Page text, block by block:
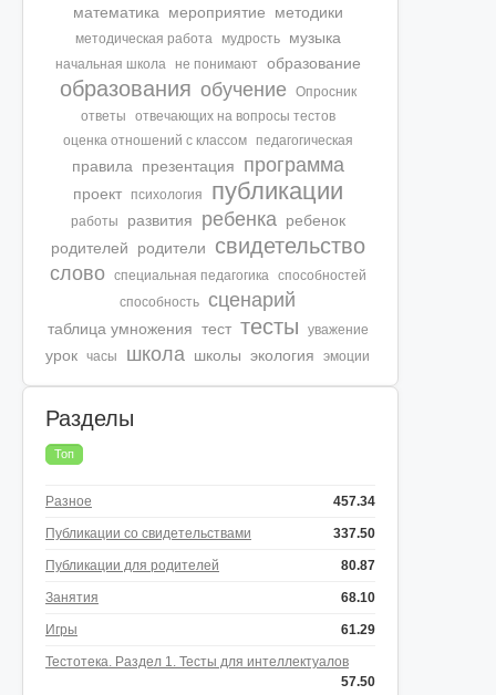
математика мероприятие методики
методическая работа мудрость музыка
начальная школа не понимают образование
образования обучение
Опросник
ответы
отвечающих на вопросы тестов
оценка отношений с классом
педагогическая
правила презентация программа
проект психология публикации
работы развития ребенка ребенок
родителей
родители свидетельство
слово специальная педагогика
способностей
способность сценарий
таблица умножения тест тесты уважение
урок часы школа школы экология эмоции
Разделы
Топ
Разное 457.34
Публикации со свидетельствами 337.50
Публикации для родителей 80.87
Занятия 68.10
Игры 61.29
Тестотека. Раздел 1. Тесты для интеллектуалов
57.50